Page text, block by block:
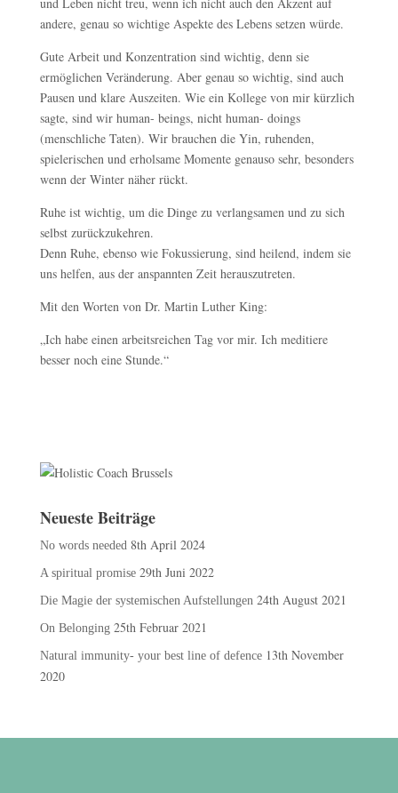
andere, genau so wichtige Aspekte des Lebens setzen würde.
Gute Arbeit und Konzentration sind wichtig, denn sie
ermöglichen Veränderung. Aber genau so wichtig, sind auch
Pausen und klare Auszeiten. Wie ein Kollege von mir kürzlich
sagte, sind wir human- beings, nicht human- doings
(menschliche Taten). Wir brauchen die Yin, ruhenden,
spielerischen und erholsame Momente genauso sehr, besonders
wenn der Winter näher rückt.
Ruhe ist wichtig, um die Dinge zu verlangsamen und zu sich
selbst zurückzukehren.
Denn Ruhe, ebenso wie Fokussierung, sind heilend, indem sie
uns helfen, aus der anspannten Zeit herauszutreten.
Mit den Worten von Dr. Martin Luther King:
„Ich habe einen arbeitsreichen Tag vor mir. Ich meditiere
besser noch eine Stunde.“
Neueste Beiträge
No words needed 8th April 2024
A spiritual promise 29th Juni 2022
Die Magie der systemischen Aufstellungen 24th August 2021
On Belonging 25th Februar 2021
Natural immunity- your best line of defence 13th November
2020